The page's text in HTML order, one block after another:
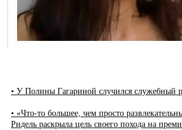
• У Полины Гагариной случился служебный
• «Что-то большее, чем просто
Ридель раскрыла цель своего похода на